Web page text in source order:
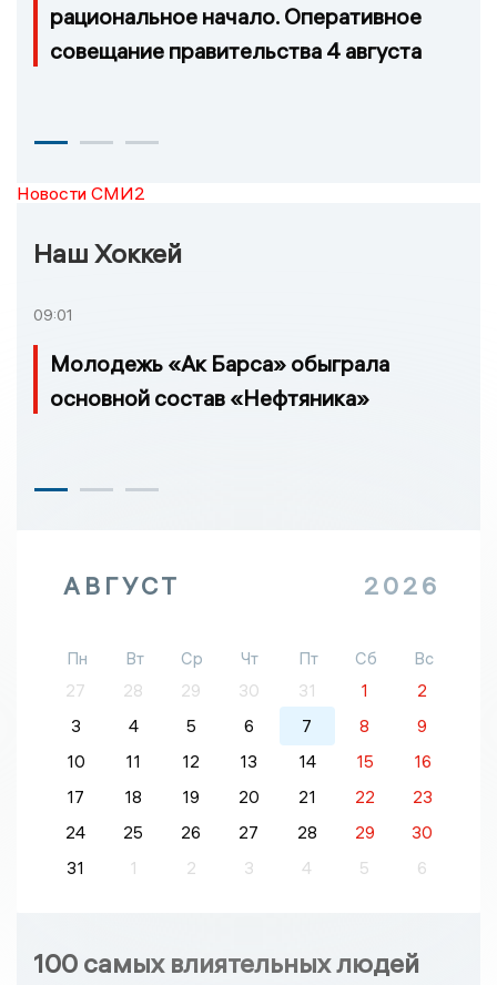
рациональное начало. Оперативное
совещание правительства 4 августа
Новости СМИ2
Наш Хоккей
09:01
Молодежь «Ак Барса» обыграла
основной состав «Нефтяника»
АВГУСТ 2026
Пн Вт Ср Чт Пт Сб
Вс
27
28 29 30 31 1
2
3
4 5 6 7 8
9
10
11 12 13 14 15
16
17
18 19 20 21 22
23
24
25 26 27 28 29
30
31
1 2 3 4 5 6
100 самых влиятельных людей